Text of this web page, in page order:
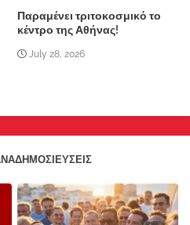
Παραμένει τριτοκοσμικό το
κέντρο της Αθήνας!
July 28, 2026